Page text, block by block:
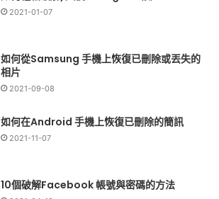
2021-01-07
如何從Samsung 手機上恢復已刪除或丟失的
相片
2021-09-08
如何在Android 手機上恢復已刪除的簡訊
2021-11-07
10個破解Facebook 帳號與密碼的方法